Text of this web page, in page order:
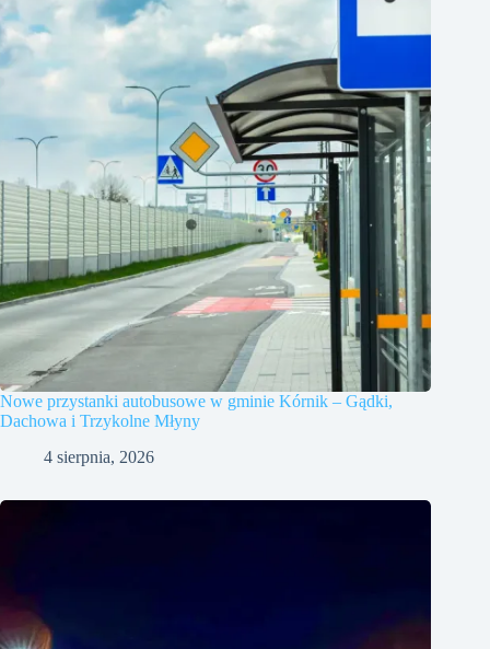
Nowe przystanki autobusowe w gminie Kórnik – Gądki,
Dachowa i Trzykolne Młyny
4 sierpnia, 2026